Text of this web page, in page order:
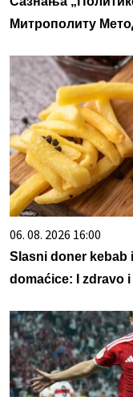
Митрополиту
06. 08. 2026 16:00
Slasni doner kebab
domaćice: I zdravo